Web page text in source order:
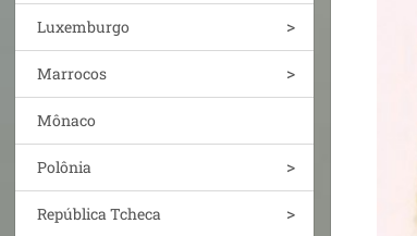
Luxemburgo
Marrocos
Mônaco
Polônia
República Tcheca